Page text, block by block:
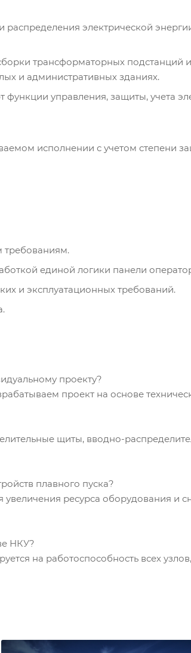
распределения электрической
трансформаторных подстанций
и административных зданиях.
функции управления, защиты, учета
исполнении с учетом степени
требованиям.
единой логики панели
и эксплуатационных требований.
проекту?
проект на основе
щиты, вводно-
плавного пуска?
увеличения ресурса оборудования и
НКУ?
на работоспособность всех узлов,